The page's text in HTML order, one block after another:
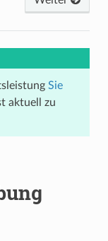
Sie
aktuell zu